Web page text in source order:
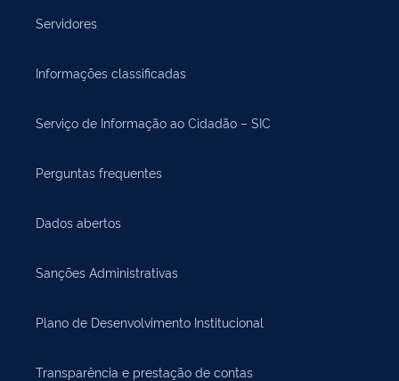
Servidores
Informações classificadas
Serviço de Informação ao Cidadão – SIC
Perguntas frequentes
Dados abertos
Sanções Administrativas
Plano de Desenvolvimento Institucional
Transparência e prestação de contas